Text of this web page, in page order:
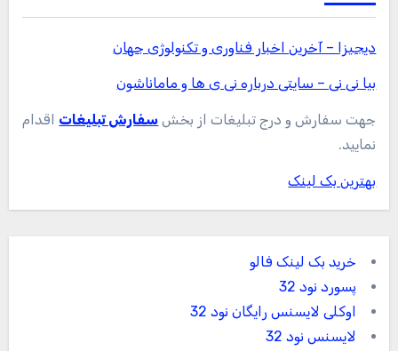
دیجیزا – آخرین اخبار فناوری و تکنولوژی جهان
بیا نی نی – سایتی درباره نی ی ها و ماماناشون
جهت سفارش و درج تبلیغات از بخش سفارش تبلیغات اقدام
نمایید.
بهترین بک لینک
خرید بک لینک فالو
پسورد نود 32
اوکلی لایسنس رایگان نود 32
لایسنس نود 32